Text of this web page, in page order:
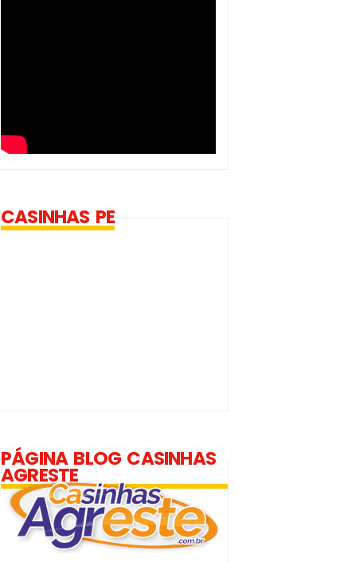
CASINHAS PE
PÁGINA BLOG CASINHAS
AGRESTE